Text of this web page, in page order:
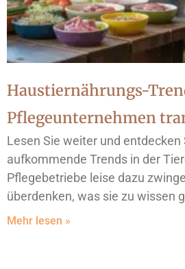
Haustiernährungs-
Pflegeunternehmen
Lesen Sie weiter und entdecken
aufkommende Trends in der
Pflegebetriebe leise dazu
überdenken, was sie zu wissen
Mehr lesen »